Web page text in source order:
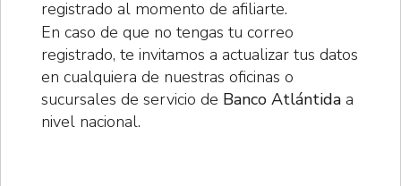
registrado al momento de afiliarte.
En caso de que no tengas tu correo
registrado, te invitamos a actualizar tus datos
en cualquiera de nuestras oficinas o
sucursales de servicio de Banco Atlántidaa
nivel nacional.